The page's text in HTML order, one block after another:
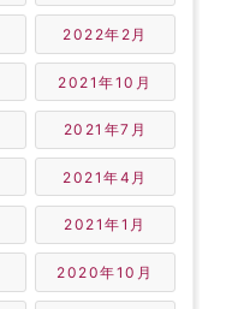
2022年2月
2021年10月
2021年7月
2021年4月
2021年1月
2020年10月